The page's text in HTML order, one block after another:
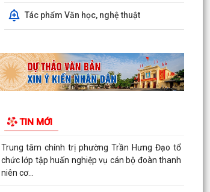
Tác phẩm Văn học, nghệ thuật
TIN MỚI
Phường Trần Hưng Đạo tham dự hội nghị toàn
quốc nghiên cứu, học tập, quán triệt và triển
Khai mạc giải bóng đá U13 phường Trần Hưng
Đạo hè năm 2026.
thoại trực...
Trung tâm chính trị phường Trần Hưng Đạo tổ
chức lớp tập huấn nghiệp vụ cán bộ đoàn thanh
niên cơ...